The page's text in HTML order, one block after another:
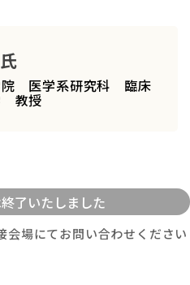
院 医学系研究科 臨床
教授
会場にてお問い合わせください